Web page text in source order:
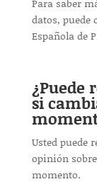
Para saber
datos, puede
Española de
¿Puede
si
Usted puede
opinión
momento.